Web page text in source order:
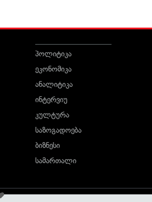
პოლიტიკა
ეკონომიკა
ანალიტიკა
ინტერვიუ
კულტურა
საზოგადოება
ბიზნესი
სამართალი